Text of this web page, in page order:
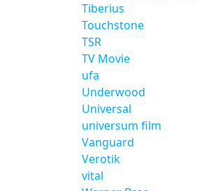
Tiberius
Touchstone
TSR
TV Movie
ufa
Underwood
Universal
universum film
Vanguard
Verotik
vital